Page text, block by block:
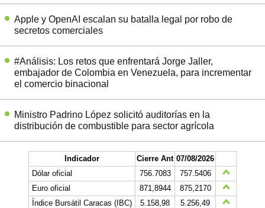
Apple y OpenAI escalan su batalla legal por robo de
secretos comerciales
#Análisis: Los retos que enfrentará Jorge Jaller,
embajador de Colombia en Venezuela, para incrementar
el comercio binacional
Ministro Padrino López solicitó auditorías en la
distribución de combustible para sector agrícola
Indicador Cierre Ant 07/08/2026
Dólar oficial
756.7083
757.5406
Euro oficial
871,8944
875,2170
Índice Bursátil Caracas (IBC)
5.158,98
5.256,49